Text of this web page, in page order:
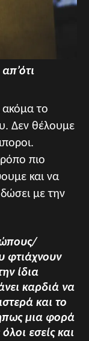
ακόμα το
Δεν θέλουμε
πιο
και να
με την
φτιάχνουν
ίδια
καρδιά να
και το
μια φορά
εσείς και